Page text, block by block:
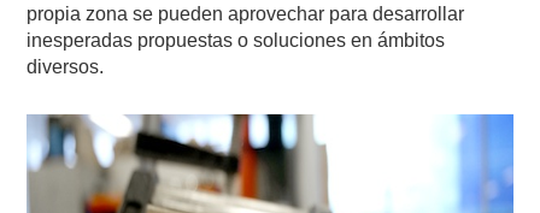
propia zona se pueden aprovechar para desarrollar
inesperadas propuestas o soluciones en ámbitos
diversos.